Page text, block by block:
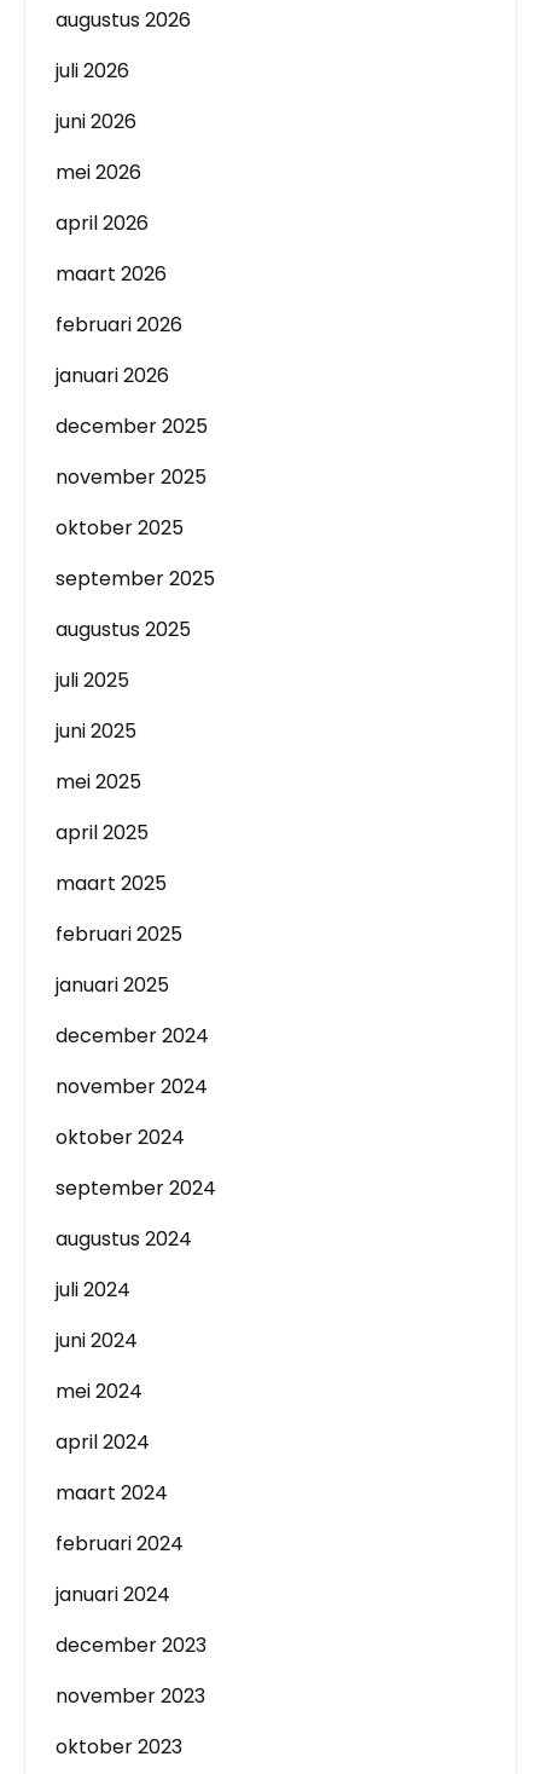
augustus 2026
juli 2026
juni 2026
mei 2026
april 2026
maart 2026
februari 2026
januari 2026
december 2025
november 2025
oktober 2025
september 2025
augustus 2025
juli 2025
juni 2025
mei 2025
april 2025
maart 2025
februari 2025
januari 2025
december 2024
november 2024
oktober 2024
september 2024
augustus 2024
juli 2024
juni 2024
mei 2024
april 2024
maart 2024
februari 2024
januari 2024
december 2023
november 2023
oktober 2023